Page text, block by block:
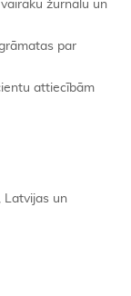
žurnālu un
par
attiecībām
Latvijas un